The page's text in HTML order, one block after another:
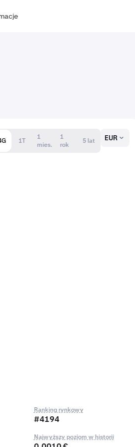
1T
1
mies.
1
rok
5 lat EUR
Ranking rynkowy
#4194
Najwyższy poziom w historii